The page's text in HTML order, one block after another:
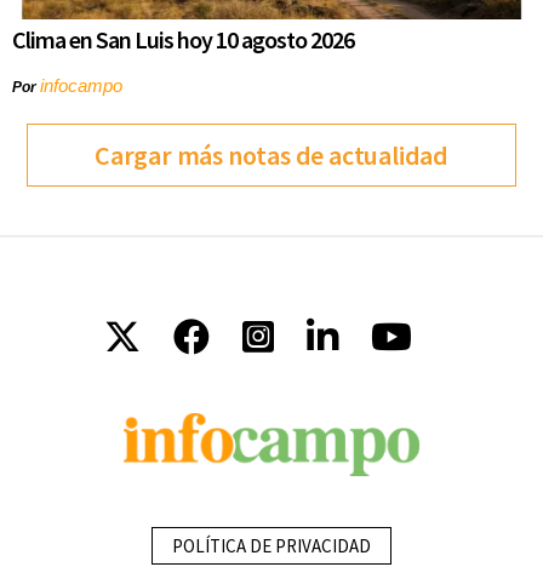
Clima en San Luis hoy 10 agosto 2026
Porinfocampo
Cargar más notas de actualidad
POLÍTICA DE PRIVACIDAD